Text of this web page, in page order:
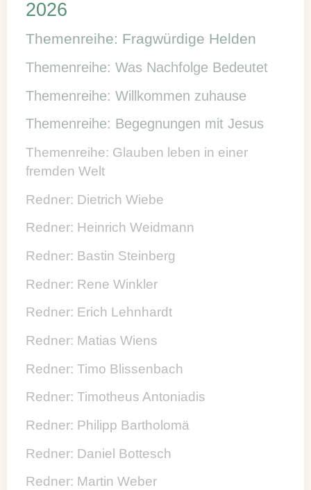
2026
Themenreihe: Fragwürdige Helden
Themenreihe: Was Nachfolge Bedeutet
Themenreihe: Willkommen zuhause
Themenreihe: Begegnungen mit Jesus
Themenreihe: Glauben leben in einer
fremden Welt
Redner: Dietrich Wiebe
Redner: Heinrich Weidmann
Redner: Bastin Steinberg
Redner: Rene Winkler
Redner: Erich Lehnhardt
Redner: Matias Wiens
Redner: Timo Blissenbach
Redner: Timotheus Antoniadis
Redner: Philipp Bartholomä
Redner: Daniel Bottesch
Redner: Martin Weber